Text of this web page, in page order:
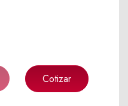
Cotizar